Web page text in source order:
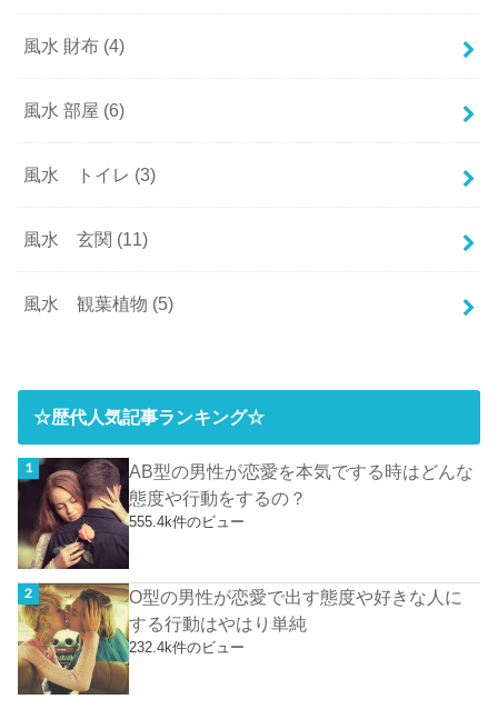
風水 財布 (4)
風水 部屋 (6)
風水 トイレ (3)
風水 玄関 (11)
風水 観葉植物 (5)
☆歴代人気記事ランキング☆
AB型の男性が恋愛を本気でする時はどんな
態度や行動をするの？
555.4k件のビュー
O型の男性が恋愛で出す態度や好きな人に
する行動はやはり単純
232.4k件のビュー